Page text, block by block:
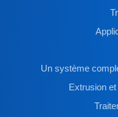
Un système
Extrusion